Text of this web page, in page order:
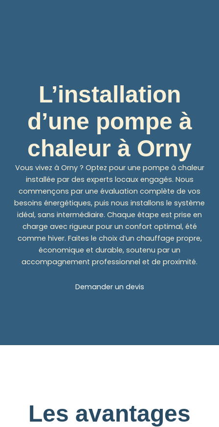
L’installation
d’une pompe à
chaleur à Orny
Vous vivez à Orny ? Optez pour une pompe à chaleur
installée par des experts locaux engagés. Nous
commençons par une évaluation complète de vos
besoins énergétiques, puis nous installons le système
idéal, sans intermédiaire. Chaque étape est prise en
charge avec rigueur pour un confort optimal, été
comme hiver. Faites le choix d’un chauffage propre,
économique et durable, soutenu par un
accompagnement professionnel et de proximité.
Demander un devis
Les avantages